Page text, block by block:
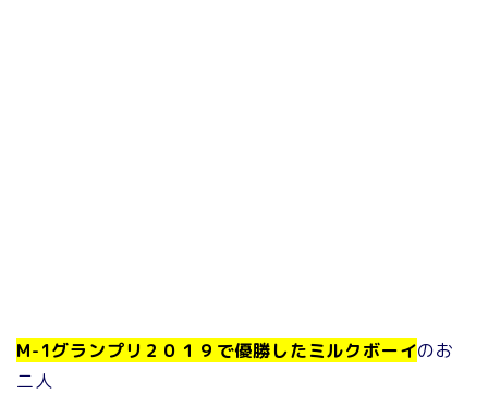
M-1グランプリ２０１９で優勝したミルクボーイのお
二人